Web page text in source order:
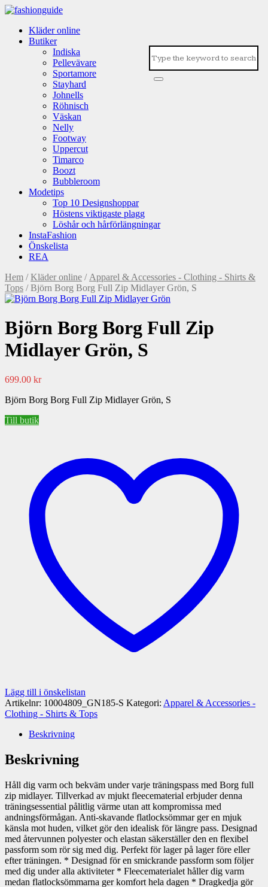
Kläder online
Butiker
Indiska
Pellevävare
Sportamore
Stayhard
Johnells
Röhnisch
Väskan
Nelly
Footway
Uppercut
Timarco
Boozt
Bubbleroom
Modetips
Top 10 Designshoppar
Höstens viktigaste plagg
Löshår och hårförlängningar
InstaFashion
Önskelista
REA
Hem /Kläder online / Apparel & Accessories - Clothing - Shirts &
Tops / Björn Borg Borg Full Zip Midlayer Grön, S
Björn Borg Borg Full Zip
Midlayer Grön, S
699.00 kr
Björn Borg Borg Full Zip Midlayer Grön, S
Till butik
Lägg till i önskelistan
Artikelnr: 10004809_GN185-S Kategori: Apparel & Accessories -
Clothing - Shirts & Tops
Beskrivning
Beskrivning
Håll dig varm och bekväm under varje träningspass med Borg full
zip midlayer. Tillverkad av mjukt fleecematerial erbjuder denna
träningsessential pålitlig värme utan att kompromissa med
andningsförmågan. Anti-skavande flatlocksömmar ger en mjuk
känsla mot huden, vilket gör den idealisk för längre pass. Designad
med återvunnen polyester och elastan säkerställer den en flexibel
passform som rör sig med dig. Perfekt för lager på lager före eller
efter träningen. * Designad för en smickrande passform som följer
med dig under alla aktiviteter * Fleecematerialet håller dig varm
medan flatlocksömmarna ger komfort hela dagen * Dragkedja gör